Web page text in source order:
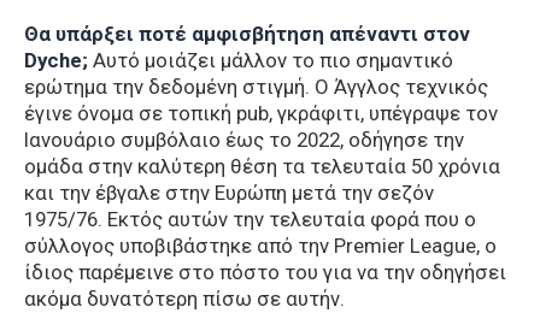
Θα υπάρξει ποτέ αμφισβήτηση απέναντι στον
Dyche; Αυτό μοιάζει μάλλον το πιο σημαντικό
ερώτημα την δεδομένη στιγμή. Ο Άγγλος τεχνικός
έγινε όνομα σε τοπική pub, γκράφιτι, υπέγραψε τον
Ιανουάριο συμβόλαιο έως το 2022, οδήγησε την
ομάδα στην καλύτερη θέση τα τελευταία 50 χρόνια
και την έβγαλε στην Ευρώπη μετά την σεζόν
1975/76. Εκτός αυτών την τελευταία φορά που ο
σύλλογος υποβιβάστηκε από την Premier League, ο
ίδιος παρέμεινε στο πόστο του για να την οδηγήσει
ακόμα δυνατότερη πίσω σε αυτήν.